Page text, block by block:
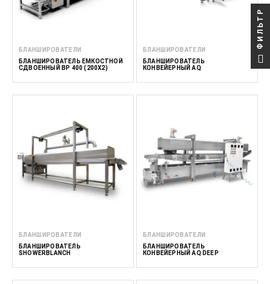
БЛАНШИРОВАТЕЛИ
БЛАНШИРОВАТЕЛЬ ЕМКОСТНОЙ
СДВОЕННЫЙ BP 400 (200Х2)
БЛАНШИРОВАТЕЛИ
БЛАНШИРОВАТЕЛЬ
КОНВЕЙЕРНЫЙ AQ
БЛАНШИРОВАТЕЛИ
БЛАНШИРОВАТЕЛЬ
SHOWERBLANCH
БЛАНШИРОВАТЕЛИ
БЛАНШИРОВАТЕЛЬ
КОНВЕЙЕРНЫЙ AQ DEEP
ФИЛЬТР